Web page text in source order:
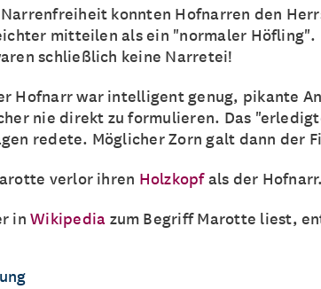
konnten Hofnarren den
mitteilen als ein "normaler
schließlich keine Narretei!
Hofnarr war intelligent genug, pikante
nie direkt zu formulieren. Das
redete. Möglicher Zorn galt dann der
verlor ihren Holzkopfals der Hofnarr.
inWikipediazum Begriff Marotte liest,